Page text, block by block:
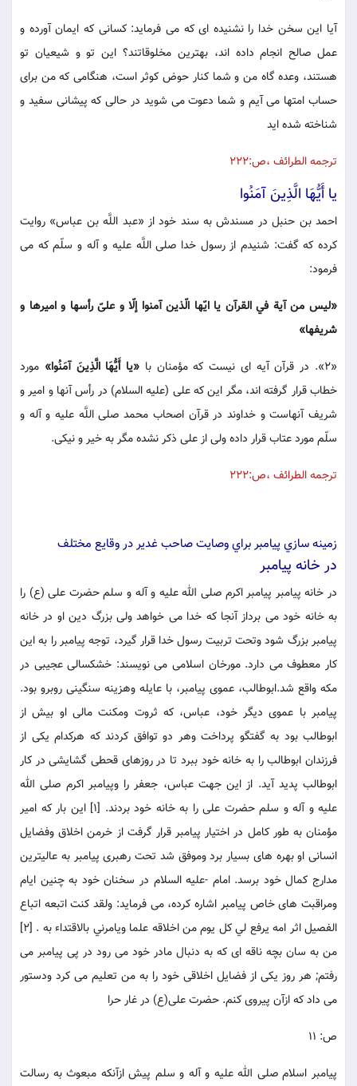
آيا اين سخن خدا را نشنيده اى كه مى فرمايد: كسانى كه ايمان آورده و
عمل صالح انجام داده اند، بهترين مخلوقاتند؟ اين تو و شيعيان تو
هستند، وعده گاه من و شما كنار حوض كوثر است، هنگامى كه من براى
حساب امتها مى آيم و شما دعوت مى شويد در حالى كه پيشانى سفيد و
شناخته شده ايد
ترجمه الطرائف ،ص:222
يا أَيُّهَا الَّذِينَ آمَنُوا
احمد بن حنبل در مسندش به سند خود از «عبد اللَّه بن عباس» روايت
كرده كه گفت: شنيدم از رسول خدا صلى اللَّه عليه و آله و سلّم كه مى
فرمود:
«ليس من آية في القرآن يا ايّها الّذين آمنوا إلّا و علىّ رأسها و اميرها و
شريفها»
«2». در قرآن آيه اى نيست كه مؤمنان با «يا أَيُّهَا الَّذِينَ آمَنُوا» مورد
خطاب قرار گرفته اند، مگر اين كه على (عليه السلام) در رأس آنها و امير و
شريف آنهاست و خداوند در قرآن اصحاب محمد صلى اللَّه عليه و آله و
سلّم مورد عتاب قرار داده ولى از على ذكر نشده مگر به خير و نيكى.
ترجمه الطرائف ،ص:222
زمينه سازي پيامبر براي وصايت صاحب غدير در وقايع مختلف
در خانه پيامبر
در خانه پيامبر پيامبر اكرم صلى الله عليه و آله و سلم حضرت على (ع) را
به خانه خود مى برداز آنجا كه خدا مى خواهد ولى بزرگ دين او در خانه
پيامبر بزرگ شود وتحت تربيت رسول خدا قرار گيرد، توجه پيامبر را به اين
كار معطوف مى دارد. مورخان اسلامى مى نويسند: خشكسالى عجيبى در
مكه واقع شد.ابوطالب، عموى پيامبر، با عايله وهزينه سنگينى روبرو بود.
پيامبر با عموى ديگر خود، عباس، كه ثروت ومكنت مالى او بيش از
ابوطالب بود به گفتگو پرداخت وهر دو توافق كردند كه هركدام يكى از
فرزندان ابوطالب را به خانه خود ببرد تا در روزهاى قحطى گشايشى در كار
ابوطالب پديد آيد. از اين جهت عباس، جعفر را وپيامبر اكرم صلى الله
عليه و آله و سلم حضرت على را به خانه خود بردند. [1] اين بار كه امير
مؤمنان به طور كامل در اختيار پيامبر قرار گرفت از خرمن اخلاق وفضايل
انسانى او بهره هاى بسيار برد وموفق شد تحت رهبرى پيامبر به عاليترين
مدارج كمال خود برسد. امام -عليه السلام در سخنان خود به چنين ايام
ومراقبت هاى خاص پيامبر اشاره كرده، مى فرمايد: ولقد كنت اتبعه اتباع
الفصيل اثر امه يرفع لي كل يوم من اخلاقه علما ويامرني بالاقتداء به . [2]
من به سان بچه ناقه اى كه به دنبال مادر خود مى رود در پى پيامبر مى
رفتم; هر روز يكى از فضايل اخلاقى خود را به من تعليم مى كرد ودستور
مى داد كه ازآن پيروى كنم. حضرت على(ع) در غار حرا
ص: 11
پيامبر اسلام صلى الله عليه و آله و سلم پيش ازآنكه مبعوث به رسالت